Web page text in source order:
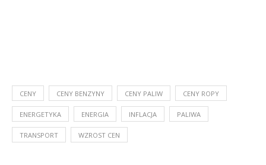
CENY CENY BENZYNY CENY PALIW CENY ROPY
ENERGETYKA ENERGIA INFLACJA PALIWA
TRANSPORT WZROST CEN